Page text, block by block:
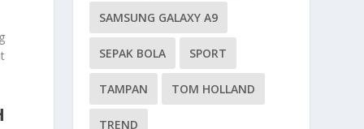
SAMSUNG GALAXY A9
SEPAK BOLA SPORT
TAMPAN TOM HOLLAND
TREND